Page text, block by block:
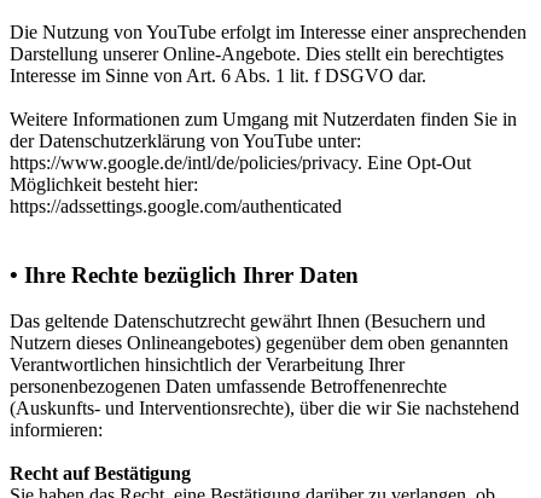
Die Nutzung von YouTube erfolgt im Interesse einer ansprechenden
Darstellung unserer Online-Angebote. Dies stellt ein berechtigtes
Interesse im Sinne von Art. 6 Abs. 1 lit. f DSGVO dar.
Weitere Informationen zum Umgang mit Nutzerdaten finden Sie in
der Datenschutzerklärung von YouTube unter:
https://www.google.de/intl/de/policies/privacy. Eine Opt-Out
Möglichkeit besteht hier:
https://adssettings.google.com/authenticated
• Ihre Rechte bezüglich Ihrer Daten
Das geltende Datenschutzrecht gewährt Ihnen (Besuchern und
Nutzern dieses Onlineangebotes) gegenüber dem oben genannten
Verantwortlichen hinsichtlich der Verarbeitung Ihrer
personenbezogenen Daten umfassende Betroffenenrechte
(Auskunfts- und Interventionsrechte), über die wir Sie nachstehend
informieren:
Recht auf Bestätigung